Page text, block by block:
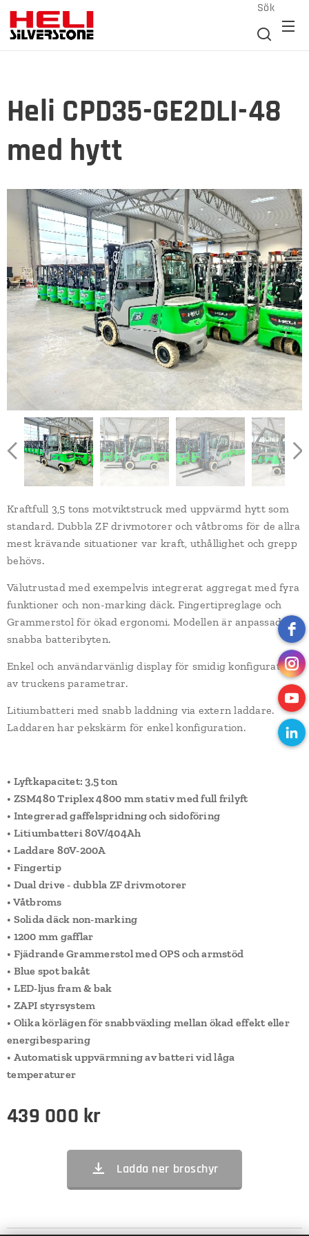
Sök
Heli CPD35-GE2DLI-48
med hytt
Kraftfull 3,5 tons motviktstruck med uppvärmd hytt som
standard. Dubbla ZF drivmotorer och våtbroms för de allra
mest krävande situationer var kraft, uthållighet och grepp
behövs.
Välutrustad med exempelvis integrerat aggregat med fyra
funktioner och non-marking däck. Fingertipreglage och
Grammerstol för ökad ergonomi. Modellen är anpassad för
snabba batteribyten.
Enkel och användarvänlig display för smidig konfiguration
av truckens parametrar.
Litiumbatteri med snabb laddning via extern laddare.
Laddaren har pekskärm för enkel konfiguration.
• Lyftkapacitet: 3,5 ton
• ZSM480 Triplex 4800 mm stativ med full frilyft
• Integrerad gaffelspridning och sidoföring
• Litiumbatteri 80V/404Ah
• Laddare 80V-200A
• Fingertip
• Dual drive - dubbla ZF drivmotorer
• Våtbroms
• Solida däck non-marking
• 1200 mm gafflar
• Fjädrande Grammerstol med OPS och armstöd
• Blue spot bakåt
• LED-ljus fram & bak
• ZAPI styrsystem
• Olika körlägen för snabbväxling mellan ökad effekt eller
energibesparing
• Automatisk uppvärmning av batteri vid låga
temperaturer
439 000 kr
Ladda ner broschyr